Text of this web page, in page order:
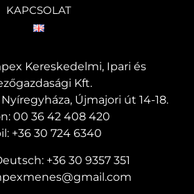
KAPCSOLAT
Kereskedelmi, Ipari és
Kft.
Újmajori út 14-18.
00 36 42 408 420
+36 30 724 6340
+36 30 9357 351